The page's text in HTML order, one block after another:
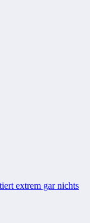
extrem gar nichts